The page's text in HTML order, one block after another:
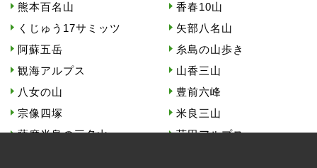
熊本百名山
香春10山
くじゅう17サミッツ
矢部八名山
阿蘇五岳
糸島の山歩き
観海アルプス
山香三山
八女の山
豊前六峰
宗像四塚
米良三山
薩摩半島の三名山
苅田アルプス